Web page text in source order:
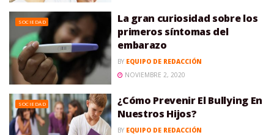
SOCIEDAD
La gran curiosidad sobre los
primeros síntomas del
embarazo
BY EQUIPO DE REDACCIÓN
NOVIEMBRE 2, 2020
SOCIEDAD
¿Cómo Prevenir El Bullying En
Nuestros Hijos?
BY EQUIPO DE REDACCIÓN